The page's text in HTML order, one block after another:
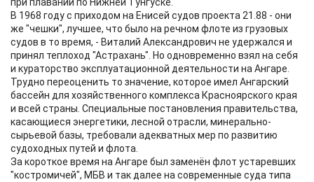
В 1968 году с приходом на Енисей судов проекта 21.88 - они
же "чешки", лучшее, что было на речном флоте из грузовых
судов в то время, - Виталий Александрович не удержался и
принял теплоход "Астрахань". Но одновременно взял на себя
и кураторство эксплуатационной деятельности на Ангаре.
Трудно переоценить то значение, которое имел Ангарский
бассейн для хозяйственного комплекса Красноярского края
и всей страны. Специальные постановления правительства,
касающиеся энергетики, лесной отрасли, минерально-
сырьевой базы, требовали адекватных мер по развитию
судоходных путей и флота.
За короткое время на Ангаре был заменён флот устаревших
"костромичей", МБВ и так далее на современные суда типа